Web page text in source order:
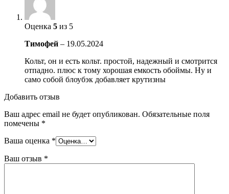
Оценка 5 из 5
Тимофей – 19.05.2024
Кольт, он и есть кольт. простой, надежный и смотрится
отпадно. плюс к тому хорошая емкость обоймы. Ну и
само собой блоубэк добавляет крутизны
Добавить отзыв
Ваш адрес email не будет опубликован. Обязательные поля
помечены *
Ваша оценка *
Ваш отзыв *